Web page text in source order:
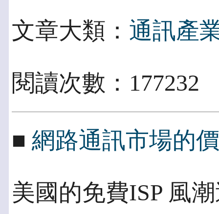
文章大類： 通訊產
閱讀次數：
■ 網路通訊市場的
美國的免費ISP 風